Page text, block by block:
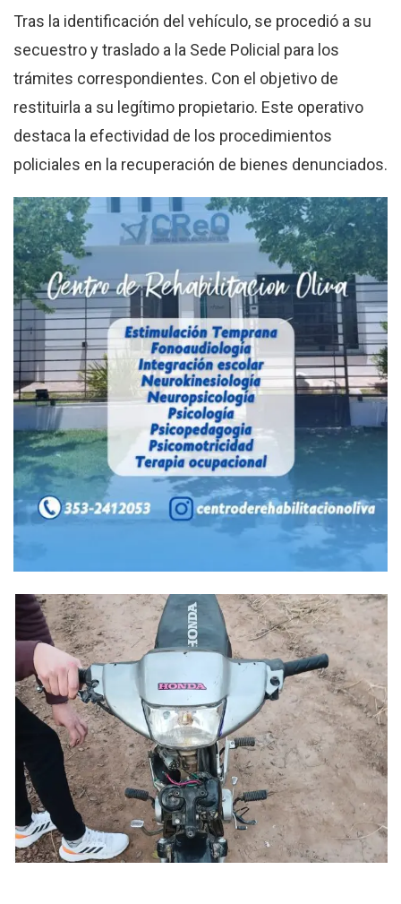
Tras la identificación del vehículo, se procedió a su
secuestro y traslado a la Sede Policial para los
trámites correspondientes. Con el objetivo de
restituirla a su legítimo propietario. Este operativo
destaca la efectividad de los procedimientos
policiales en la recuperación de bienes denunciados.